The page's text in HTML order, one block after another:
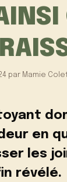
par Mamie
en
les
révélé.